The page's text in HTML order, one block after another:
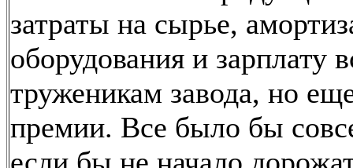
затраты на сырье,
оборудования и зарплату
труженикам завода, но
премии. Все было бы